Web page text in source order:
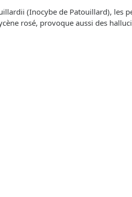
(Inocybe de Patouillard), les
rosé, provoque aussi des